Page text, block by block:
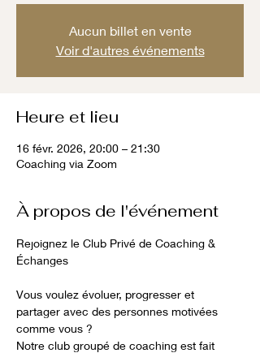
Aucun billet en vente
Voir d'autres événements
Heure et lieu
16 févr. 2026, 20:00 – 21:30
Coaching via Zoom
À propos de l'événement
Rejoignez le Club Privé de Coaching &
Échanges
Vous voulez évoluer, progresser et
partager avec des personnes motivées
comme vous ?
Notre club groupé de coaching est fait